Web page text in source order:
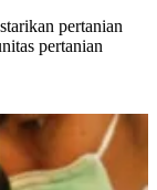
pertanian
pertanian